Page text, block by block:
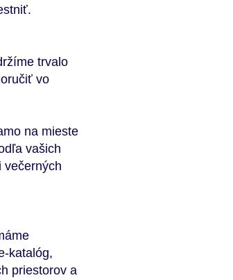
trvalo
vo
na mieste
vašich
večerných
katalóg,
priestorov a